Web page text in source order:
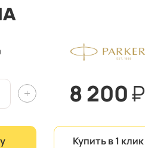
8 200₽
Купить в 1 клик